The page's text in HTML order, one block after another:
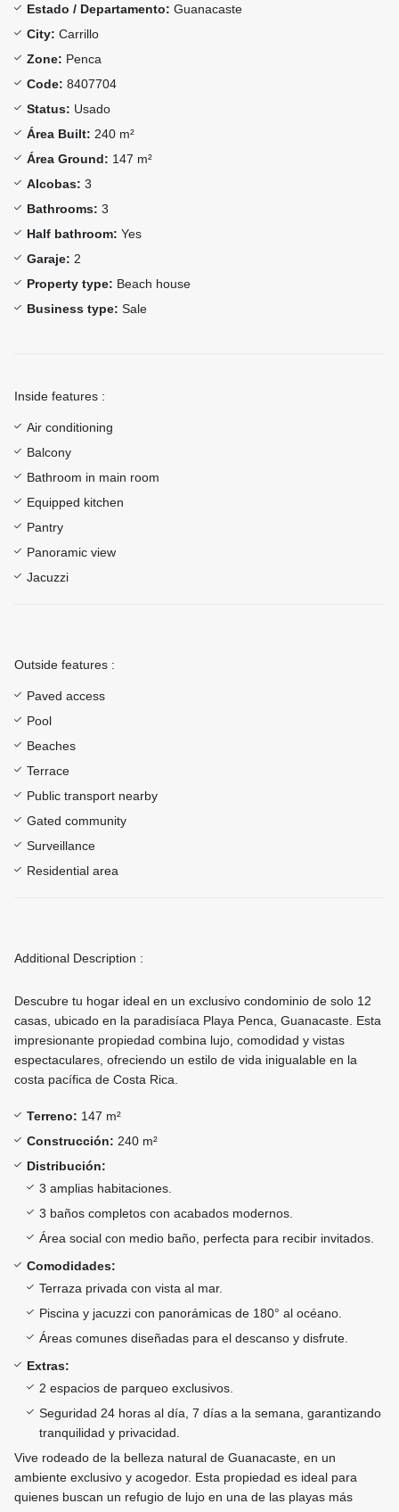
Estado / Departamento: Guanacaste
City: Carrillo
Zone: Penca
Code: 8407704
Status: Usado
Área Built: 240 m²
Área Ground: 147 m²
Alcobas: 3
Bathrooms: 3
Half bathroom: Yes
Garaje: 2
Property type: Beach house
Business type: Sale
Inside features :
Air conditioning
Balcony
Bathroom in main room
Equipped kitchen
Pantry
Panoramic view
Jacuzzi
Outside features :
Paved access
Pool
Beaches
Terrace
Public transport nearby
Gated community
Surveillance
Residential area
Additional Description :
Descubre tu hogar ideal en un exclusivo condominio de solo 12
casas, ubicado en la paradisíaca Playa Penca, Guanacaste. Esta
impresionante propiedad combina lujo, comodidad y vistas
espectaculares, ofreciendo un estilo de vida inigualable en la
costa pacífica de Costa Rica.
Terreno: 147 m²
Construcción: 240 m²
Distribución:
3 amplias habitaciones.
3 baños completos con acabados modernos.
Área social con medio baño, perfecta para recibir invitados.
Comodidades:
Terraza privada con vista al mar.
Piscina y jacuzzi con panorámicas de 180° al océano.
Áreas comunes diseñadas para el descanso y disfrute.
Extras:
2 espacios de parqueo exclusivos.
Seguridad 24 horas al día, 7 días a la semana, garantizando
tranquilidad y privacidad.
Vive rodeado de la belleza natural de Guanacaste, en un
ambiente exclusivo y acogedor. Esta propiedad es ideal para
quienes buscan un refugio de lujo en una de las playas más